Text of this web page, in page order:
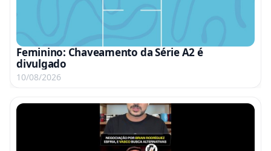
Feminino: Chaveamento da Série A2 é
divulgado
10/08/2026